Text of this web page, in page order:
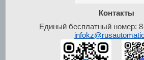
Контакты
Единый бесплатный номер: